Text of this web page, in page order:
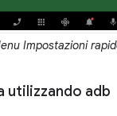
Impostazioni
utilizzando adb